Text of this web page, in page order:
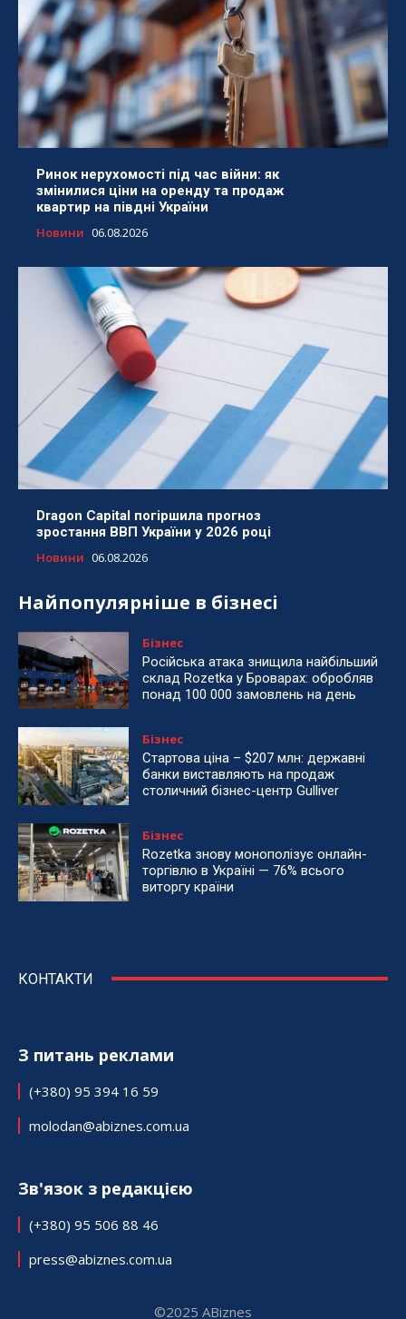
Ринок нерухомості під час війни: як
змінилися ціни на оренду та продаж
квартир на півдні України
Новини 06.08.2026
Dragon Capital погіршила прогноз
зростання ВВП України у 2026 році
Новини 06.08.2026
Найпопулярніше в бізнесі
Бізнес
Російська атака знищила найбільший
склад Rozetka у Броварах: обробляв
понад 100 000 замовлень на день
Бізнес
Стартова ціна – $207 млн: державні
банки виставляють на продаж
столичний бізнес-центр Gulliver
Бізнес
Rozetka знову монополізує онлайн-
торгівлю в Україні — 76% всього
виторгу країни
КОНТАКТИ
З питань реклами
(+380) 95 394 16 59
molodan@abiznes.com.ua
Зв'язок з редакцією
(+380) 95 506 88 46
press@abiznes.com.ua
©2025 ABiznes